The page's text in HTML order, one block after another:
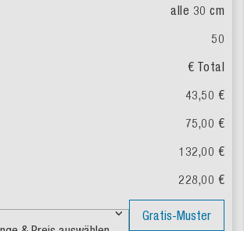
alle 30 cm
50
€ Total
43,50 €
75,00 €
132,00 €
228,00 €
Gratis-Muster